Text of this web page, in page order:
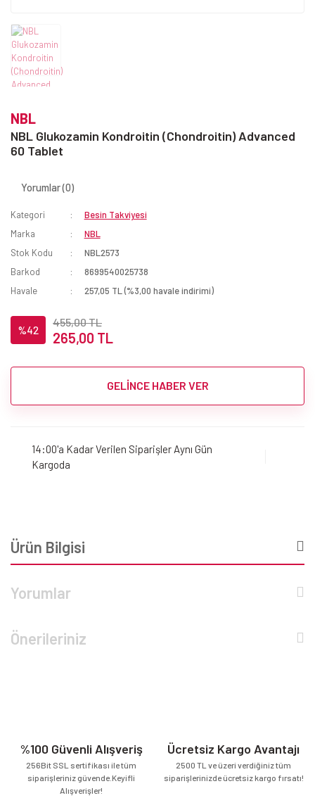
NBL
NBL Glukozamin Kondroitin (Chondroitin) Advanced
60 Tablet
Yorumlar (0)
Kategori
Besin Takviyesi
Marka
NBL
Stok Kodu
NBL2573
Barkod
8699540025738
Havale
257,05 TL (%3,00 havale indirimi)
%42
455,00 TL
265,00 TL
GELİNCE HABER VER
14:00'a Kadar Verilen Siparişler Aynı Gün
Kargoda
Ürün Bilgisi
Yorumlar
Önerileriniz
%100 Güvenli Alışveriş
256Bit SSL sertifikası ile tüm
siparişleriniz güvende.Keyifli
Alışverişler!
Ücretsiz Kargo Avantajı
2500 TL ve üzeri verdiğiniz tüm
siparişlerinizde ücretsiz kargo fırsatı!